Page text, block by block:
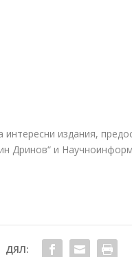
издания,
Дринов“ и
ДЯЛ: